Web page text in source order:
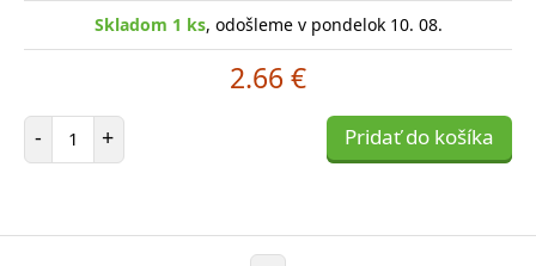
Skladom 1 ks, odošleme v pondelok 10. 08.
2.66 €
- Počet položiek
+ Pridať do košíka